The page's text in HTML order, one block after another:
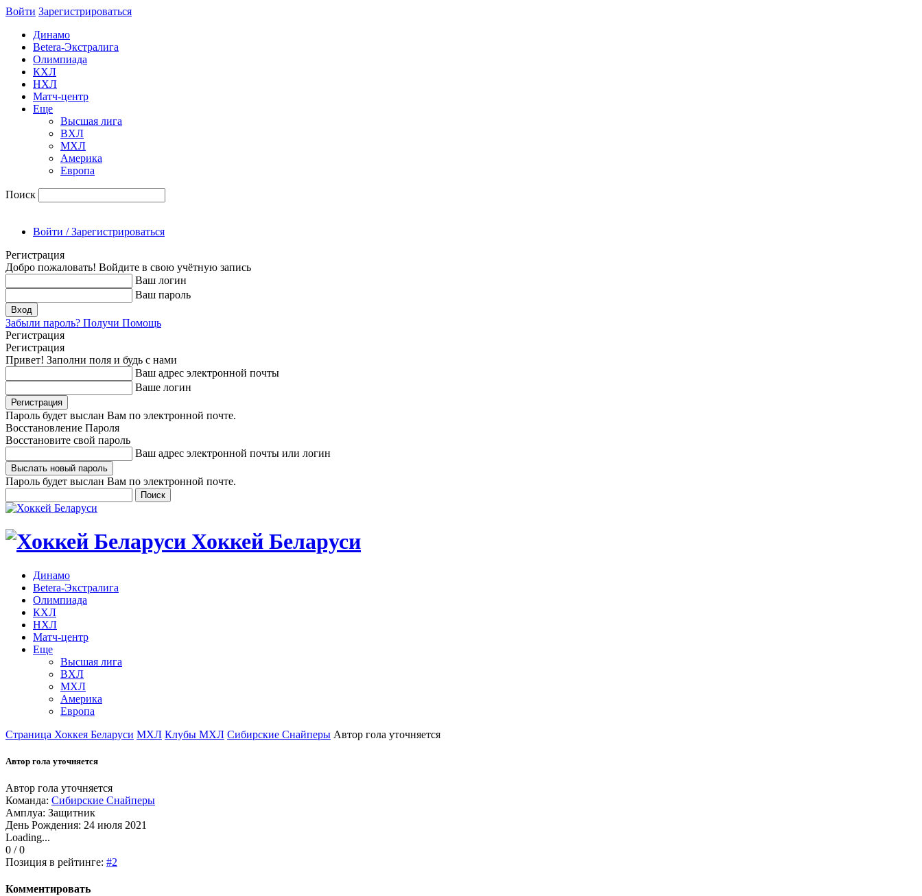
Войти Зарегиcтрироваться
Динамо
Betera-Экстралига
Олимпиада
КХЛ
НХЛ
Матч-центр
Еще
Высшая лига
ВХЛ
МХЛ
Америка
Европа
Поиск
Войти / Зарегистрироваться
Регистрация
Добро пожаловать! Войдите в свою учётную запись
Ваш логин
Ваш пароль
Забыли пароль? Получи Помощь
Регистрация
Регистрация
Привет! Заполни поля и будь с нами
Ваш адрес электронной почты
Ваше логин
Пароль будет выслан Вам по электронной почте.
Восстановление Пароля
Восстановите свой пароль
Ваш адрес электронной почты или логин
Пароль будет выслан Вам по электронной почте.
Хоккей Беларуси
Динамо
Betera-Экстралига
Олимпиада
КХЛ
НХЛ
Матч-центр
Еще
Высшая лига
ВХЛ
МХЛ
Америка
Европа
Страница Хоккея Беларуси МХЛ Клубы МХЛ Сибирские Снайперы Автор гола уточняется
Автор гола уточняется
Автор гола уточняется
Команда: Сибирские Снайперы
Амплуа: Защитник
День Рождения: 24 июля 2021
Loading...
0 / 0
Позиция в рейтинге: #2
Комментировать